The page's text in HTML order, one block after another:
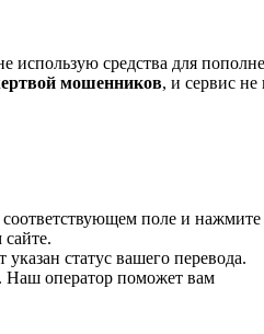
средства для
мошенников, и сервис не
поле и
статус вашего перевода.
Наш оператор поможет вам